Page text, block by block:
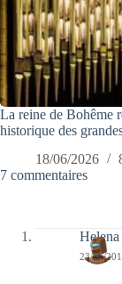
La reine de Bohême
historique des
18/06/2026
7 commentaires
23/05/